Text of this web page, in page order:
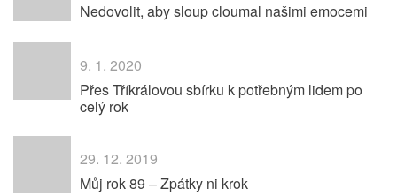
Nedovolit, aby sloup cloumal našimi emocemi
9. 1. 2020
Přes Tříkrálovou sbírku k potřebným lidem po
celý rok
29. 12. 2019
Můj rok 89 – Zpátky ni krok